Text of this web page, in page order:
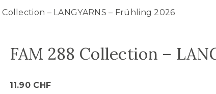
– LANGYARNS – Frühling 2026
FAM 288 Collection –
11.90 CHF